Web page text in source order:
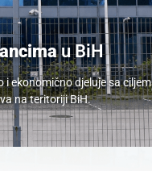
u BiH
ekonomično djeluje sa ciljem
na teritoriji BiH.